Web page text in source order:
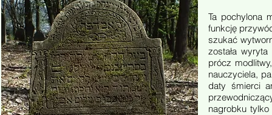
Ta pochylona
funkcję
szukać
została
prócz
nauczyciela,
daty śmierci
nagrobku